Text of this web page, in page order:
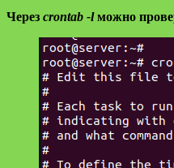
Через crontab -lможно